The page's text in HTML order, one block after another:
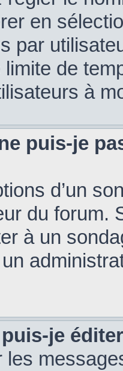
en
par
de
à
puis-je
d’un
du forum.
à un
je
les